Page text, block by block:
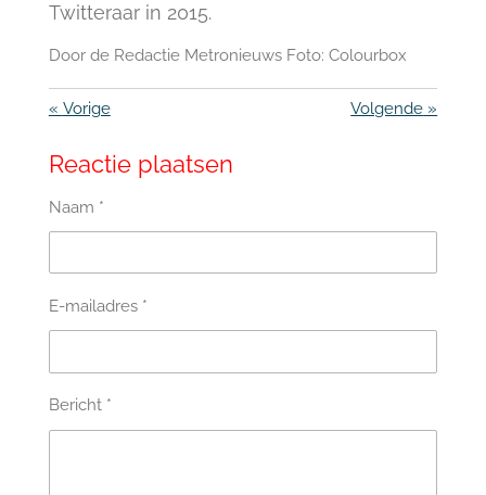
Twitteraar in 2015.
Door de Redactie Metronieuws Foto: Colourbox
« Vorige Volgende »
Reactie plaatsen
Naam *
E-mailadres *
Bericht *